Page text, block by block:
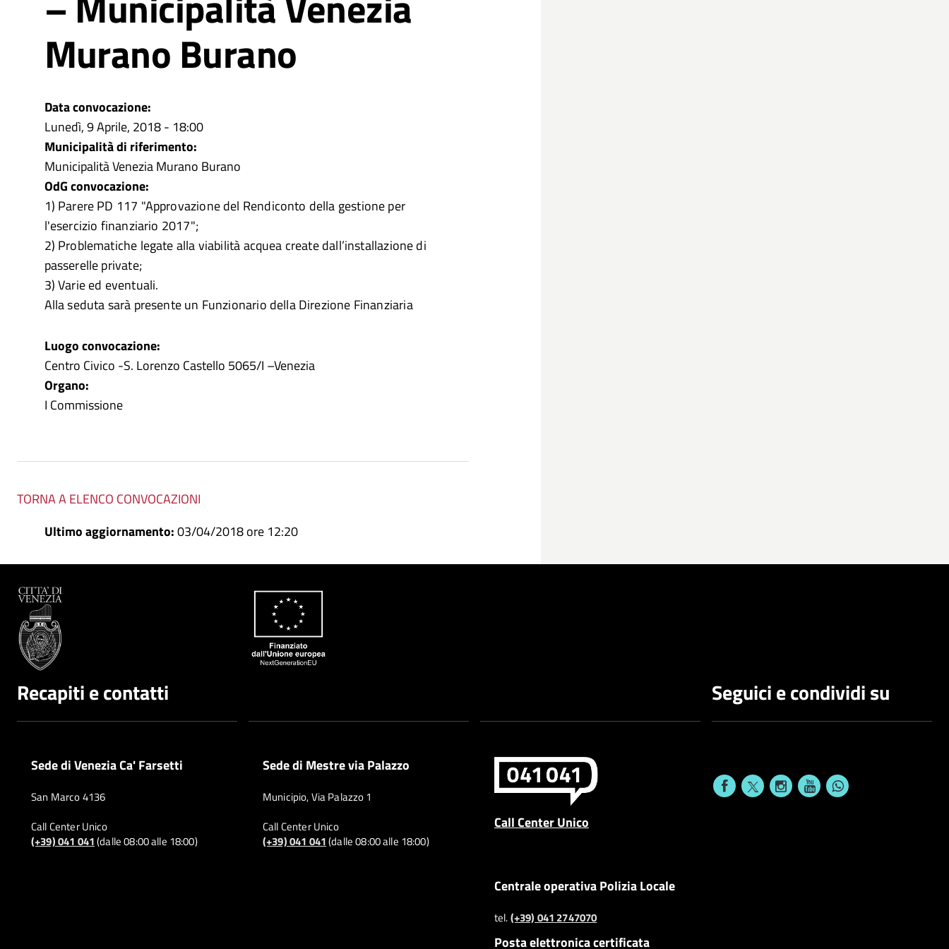
Murano Burano
Data convocazione:
Lunedì, 9 Aprile, 2018 - 18:00
Municipalità di riferimento:
Municipalità Venezia Murano Burano
OdG convocazione:
1) Parere PD 117 "Approvazione del Rendiconto della gestione per
l'esercizio finanziario 2017";
2) Problematiche legate alla viabilità acquea create dall’installazione di
passerelle private;
3) Varie ed eventuali.
Alla seduta sarà presente un Funzionario della Direzione Finanziaria
Luogo convocazione:
Centro Civico -S. Lorenzo Castello 5065/I –Venezia
Organo:
I Commissione
TORNA A ELENCO CONVOCAZIONI
Ultimo aggiornamento:03/04/2018 ore 12:20
Recapiti e contatti
Sede di Venezia Ca' Farsetti
San Marco 4136
Call Center Unico
(+39) 041 041(dalle 08:00 alle 18:00)
Sede di Mestre via Palazzo
Municipio, Via Palazzo 1
Call Center Unico
(+39) 041 041(dalle 08:00 alle 18:00)
Call Center Unico
Centrale operativa Polizia Locale
tel.(+39) 041 2747070
Posta elettronica certificata
Seguici e condividi su